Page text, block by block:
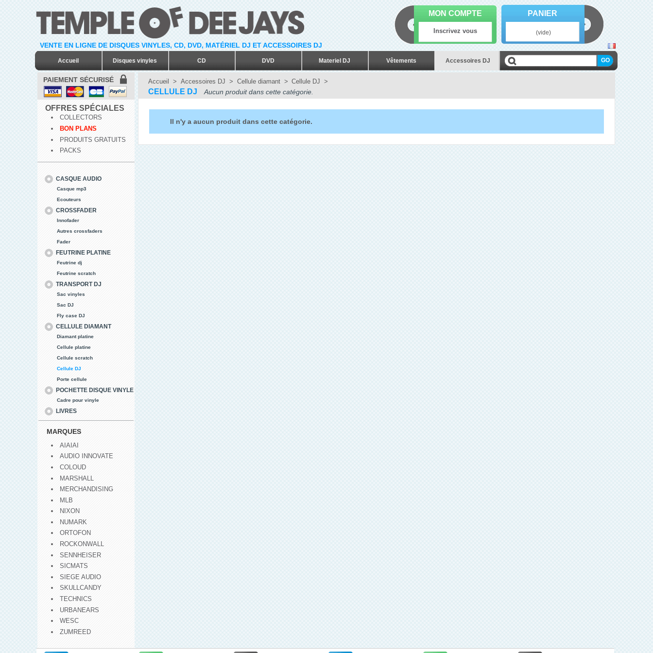
VENTE EN LIGNE DE DISQUES VINYLES, CD, DVD, MATÉRIEL DJ ET ACCESSOIRES DJ
Accueil Disques vinyles CD DVD Materiel DJ Vêtements Accessoires DJ
MON COMPTE
Inscrivez vous
PANIER
(vide)
PAIEMENT SÉCURISÉ
OFFRES SPÉCIALES
COLLECTORS
BON PLANS
PRODUITS GRATUITS
PACKS
CASQUE AUDIO
Casque mp3
Ecouteurs
CROSSFADER
Innofader
Autres crossfaders
Fader
FEUTRINE PLATINE
Feutrine dj
Feutrine scratch
TRANSPORT DJ
Sac vinyles
Sac DJ
Fly case DJ
CELLULE DIAMANT
Diamant platine
Cellule platine
Cellule scratch
Cellule DJ
Porte cellule
POCHETTE DISQUE VINYLE
Cadre pour vinyle
LIVRES
MARQUES
AIAIAI
AUDIO INNOVATE
COLOUD
MARSHALL
MERCHANDISING
MLB
NIXON
NUMARK
ORTOFON
ROCKONWALL
SENNHEISER
SICMATS
SIEGE AUDIO
SKULLCANDY
TECHNICS
URBANEARS
WESC
ZUMREED
Accueil > Accessoires DJ > Cellule diamant > Cellule DJ >
CELLULE DJ Aucun produit dans cette catégorie.
Il n'y a aucun produit dans cette catégorie.